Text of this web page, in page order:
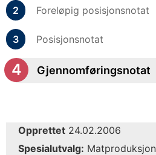
Foreløpig posisjonsnotat
Posisjonsnotat
Gjennomføringsnotat
Opprettet 24.02.2006
Spesialutvalg: Matproduksjon